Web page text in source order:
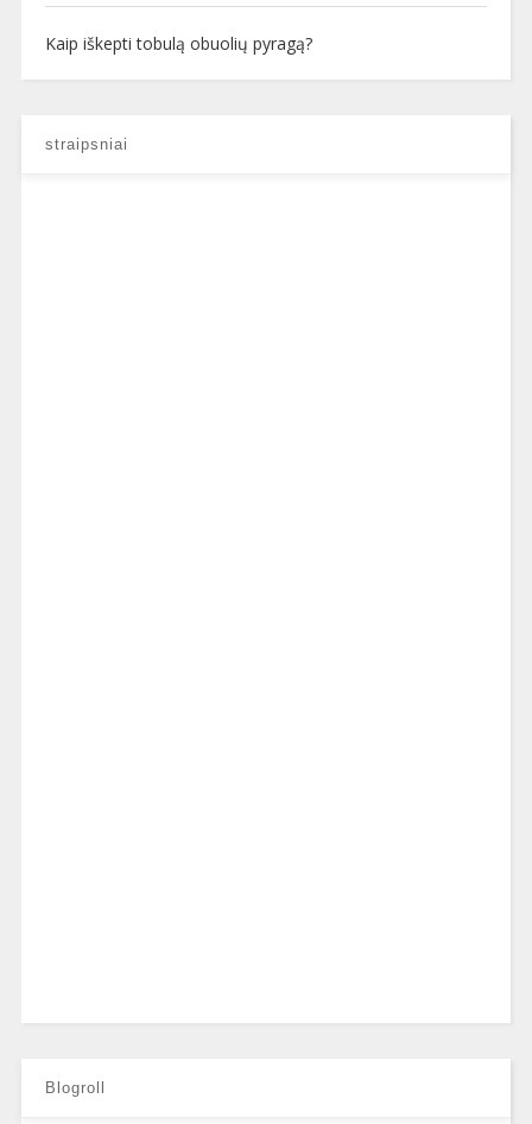
Kaip iškepti tobulą obuolių pyragą?
straipsniai
Blogroll